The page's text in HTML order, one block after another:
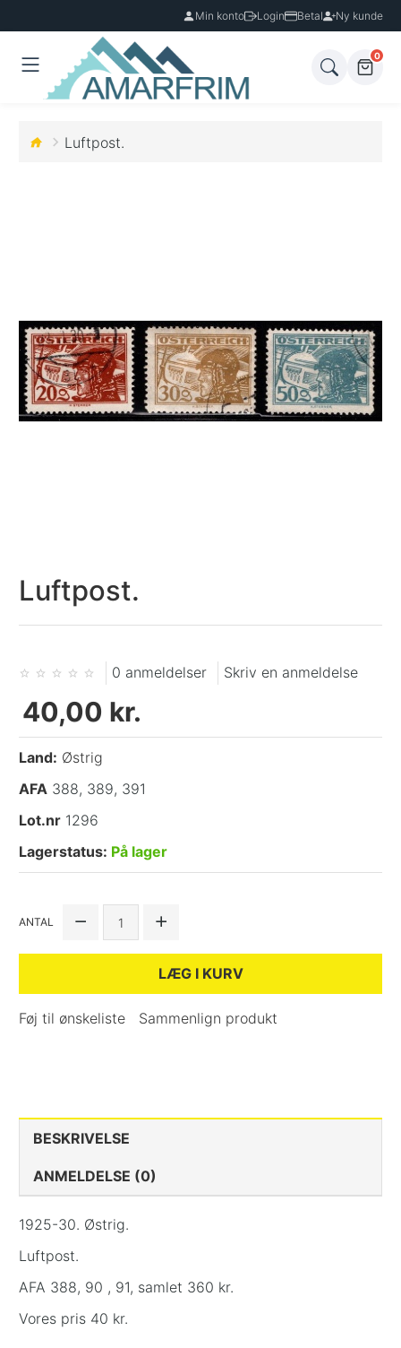
Min konto Login Betal Ny kunde
0
Luftpost.
Luftpost.
0 anmeldelser Skriv en anmeldelse
40,00 kr.
Land: Østrig
AFA 388, 389, 391
Lot.nr 1296
Lagerstatus: På lager
ANTAL
LÆG I KURV
Føj til ønskeliste Sammenlign produkt
BESKRIVELSE
ANMELDELSE (0)
1925-30. Østrig.
Luftpost.
AFA 388, 90 , 91, samlet 360 kr.
Vores pris 40 kr.